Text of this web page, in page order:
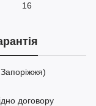
16
договору